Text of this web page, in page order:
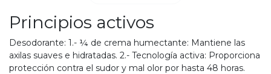
Principios activos
Desodorante: 1.- ¼ de crema humectante: Mantiene las
axilas suaves e hidratadas. 2.- Tecnología activa: Proporciona
protección contra el sudor y mal olor por hasta 48 horas.